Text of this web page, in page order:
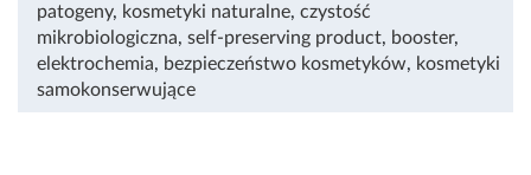
patogeny, kosmetyki naturalne, czystość
mikrobiologiczna, self-preserving product, booster,
elektrochemia, bezpieczeństwo kosmetyków, kosmetyki
samokonserwujące